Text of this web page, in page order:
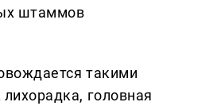
штаммов
такими
головная